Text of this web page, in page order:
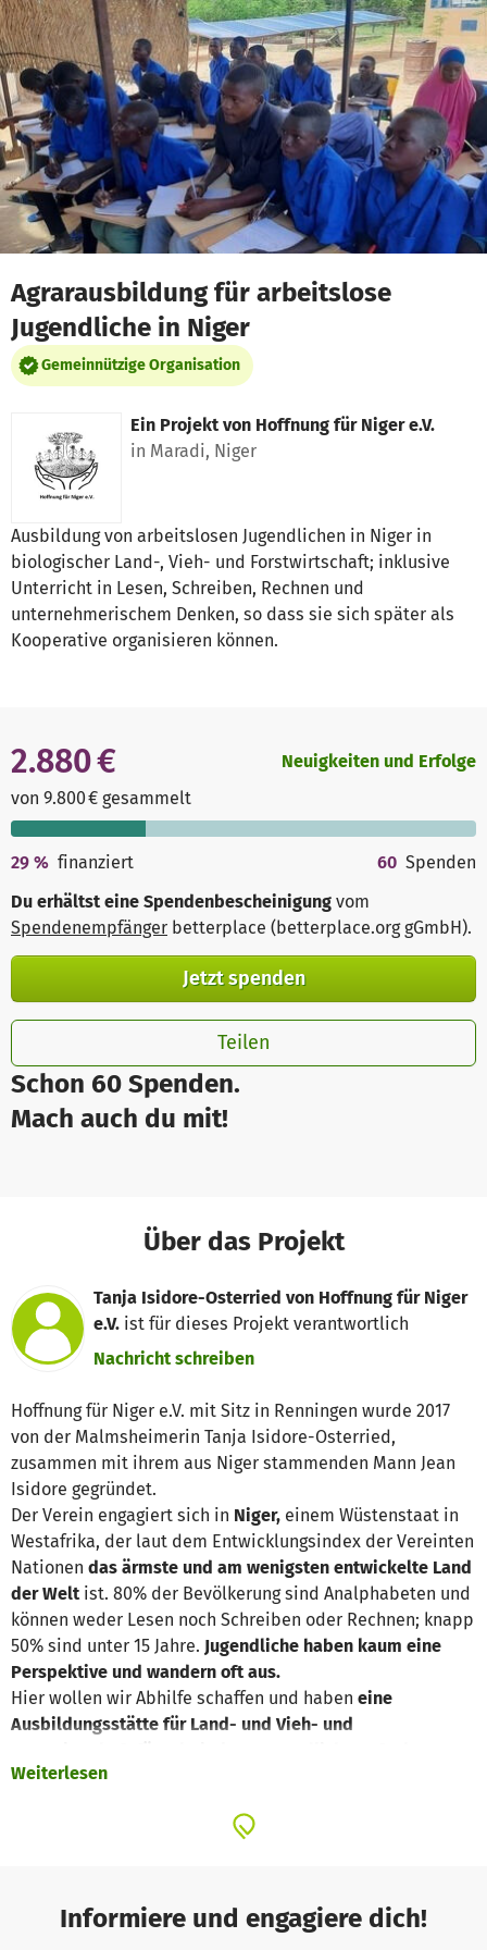
Zum Hauptinhalt springen
Erklärung zur Barrierefreiheit anzeigen
Agrarausbildung für arbeitslose
Jugendliche in Niger
Gemeinnützige Organisation
Ein Projekt von Hoffnung für Niger e.V.
in Maradi, Niger
Ausbildung von arbeitslosen Jugendlichen in Niger in
biologischer Land-, Vieh- und Forstwirtschaft; inklusive
Unterricht in Lesen, Schreiben, Rechnen und
unternehmerischem Denken, so dass sie sich später als
Kooperative organisieren können.
Schon 60 Spenden.
Mach auch du mit!
2.880 €
von 9.800 € gesammelt
Neuigkeiten und Erfolge
29 % finanziert 60 Spenden
Du erhältst eine Spendenbescheinigung vom
Spendenempfänger betterplace (betterplace.org gGmbH).
Jetzt spenden
Teilen
Über das Projekt
Tanja Isidore-Osterried von Hoffnung für Niger
e.V. ist für dieses Projekt verantwortlich
Nachricht schreiben
Hoffnung für Niger e.V. mit Sitz in Renningen wurde 2017
von der Malmsheimerin Tanja Isidore-Osterried,
zusammen mit ihrem aus Niger stammenden Mann Jean
Isidore gegründet.
Der Verein engagiert sich in Niger, einem Wüstenstaat in
Westafrika, der laut dem Entwicklungsindex der Vereinten
Nationen das ärmste und am wenigsten entwickelte Land
der Welt ist. 80% der Bevölkerung sind Analphabeten und
können weder Lesen noch Schreiben oder Rechnen; knapp
50% sind unter 15 Jahre. Jugendliche haben kaum eine
Perspektive und wandern oft aus.
Hier wollen wir Abhilfe schaffen und haben eine
Ausbildungsstätte für Land- und Vieh- und
Aktuell bilden wir hier 30 jugendliche (Jungs und
unternehmerischen Fähigkeiten aus.
und Forstwirtschaft, Bodengenerierung,
Heilpflanzenanbau, biologische Herstellung von Dünge-
Weiterlesen
Informiere und engagiere dich!